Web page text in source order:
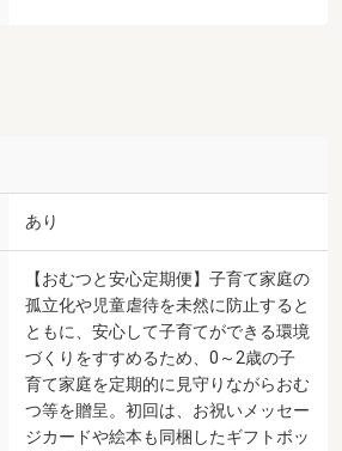
あり
【おむつと安心定期便】子育て家庭の
孤立化や児童虐待を未然に防止すると
ともに、安心して子育てができる環境
づくりをすすめるため、0～2歳の子
育て家庭を定期的に見守りながらおむ
つ等を贈呈。初回は、お祝いメッセー
ジカードや絵本も同梱したギフトボッ